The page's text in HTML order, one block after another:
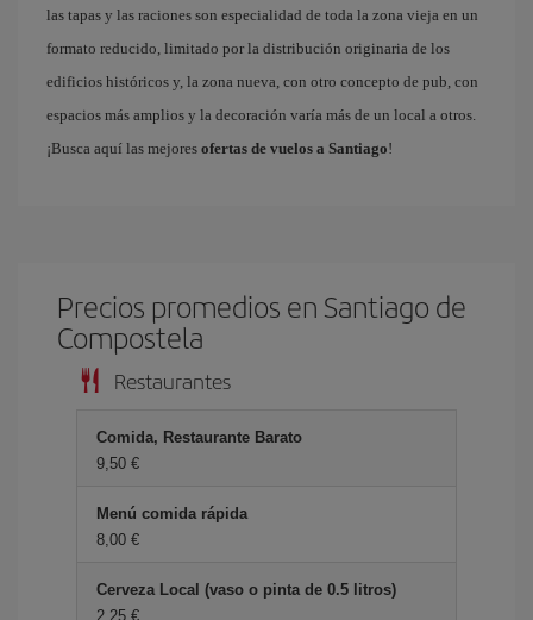
las tapas y las raciones son especialidad de toda la zona vieja en un
formato reducido, limitado por la distribución originaria de los
edificios históricos y, la zona nueva, con otro concepto de pub, con
espacios más amplios y la decoración varía más de un local a otros.
¡Busca aquí las mejores ofertas de vuelos a Santiago!
Precios promedios en Santiago de
Compostela
Restaurantes
Comida, Restaurante Barato
9,50 €
Menú comida rápida
8,00 €
Cerveza Local (vaso o pinta de 0.5 litros)
2,25 €